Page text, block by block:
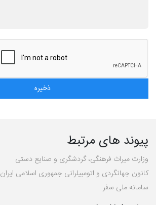
پیوند های مرتبط
وزارت میراث فرهنگی، گردشگری و صنایع دستی
کانون جهانگردی و اتومبیلرانی جمهوری اسلامی ایران
سامانه ملی سفر